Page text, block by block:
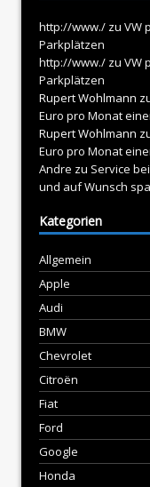
http://www./ zu VW
Parkplätzen
http://www./ zu VW
Parkplätzen
Rupert Wohlmann
Euro pro Monat
Rupert Wohlmann
Euro pro Monat
Andre zu Service
und auf Wunsch
Kategorien
Allgemein
Apple
Audi
BMW
Chevrolet
Citroën
Fiat
Ford
Google
Honda